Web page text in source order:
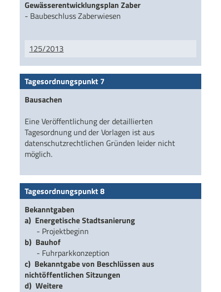
Gewässerentwicklungsplan Zaber
- Baubeschluss Zaberwiesen
125/2013
Tagesordnungspunkt 7
Bausachen
Eine Veröffentlichung der detaillierten
Tagesordnung und der Vorlagen ist aus
datenschutzrechtlichen Gründen leider nicht
möglich.
Tagesordnungspunkt 8
Bekanntgaben
a) Energetische Stadtsanierung
- Projektbeginn
b) Bauhof
- Fuhrparkkonzeption
c) Bekanntgabe von Beschlüssen aus
nichtöffentlichen Sitzungen
d) Weitere